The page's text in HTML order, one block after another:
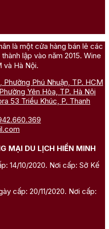
là một cửa hàng bán lẻ các
lập vào năm 2015. Wine
Hà Nội.
Phường Phú Nhuận, TP. HCM
Yên Hòa, TP. Hà Nội
53 Triều Khúc, P. Thanh
MẠI DU LỊCH HIỀN MINH
14/10/2020. Nơi cấp: Sở Kế
cấp: 20/11/2020. Nơi cấp: